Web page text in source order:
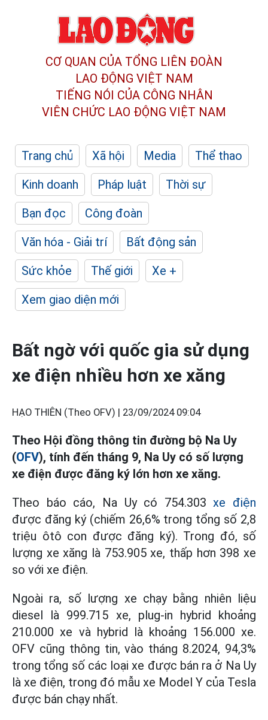
CƠ QUAN CỦA TỔNG LIÊN ĐOÀN
LAO ĐỘNG VIỆT NAM
TIẾNG NÓI CỦA CÔNG NHÂN
VIÊN CHỨC LAO ĐỘNG VIỆT NAM
Trang chủ Xã hội Media
Thể thao
Kinh doanh
Pháp luật
Thời sự
Bạn đọc
Công đoàn
Văn hóa - Giải trí
Bất động sản
Sức khỏe
Thế giới
Xe +
Xem giao diện mới
Bất ngờ với quốc gia sử dụng
xe điện nhiều hơn xe xăng
HẠO THIÊN (Theo OFV) | 23/09/2024 09:04
Theo Hội đồng thông tin đường bộ Na Uy
(OFV), tính đến tháng 9, Na Uy có số lượng
xe điện được đăng ký lớn hơn xe xăng.
Theo báo cáo, Na Uy có 754.303xe điện
được đăng ký (chiếm 26,6% trong tổng số 2,8
triệu ôtô con được đăng ký). Trong đó, số
lượng xe xăng là 753.905 xe, thấp hơn 398 xe
so với xe điện.
Ngoài ra, số lượng xe chạy bằng nhiên liệu
diesel là 999.715 xe, plug-in hybrid khoảng
210.000 xe và hybrid là khoảng 156.000 xe.
OFV cũng thông tin, vào tháng 8.2024, 94,3%
trong tổng số các loại xe được bán ra ở Na Uy
là xe điện, trong đó mẫu xe Model Y của Tesla
được bán chạy nhất.